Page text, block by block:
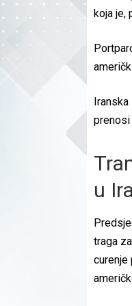
koja je,
Iranska
prenosi
u
traga
curenje